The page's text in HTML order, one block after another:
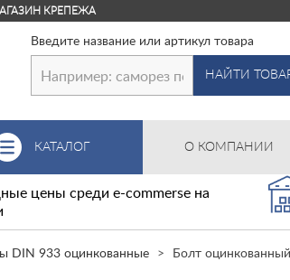
КРЕПЕЖА
Введите название или артикул товара
НАЙТИ
КАТАЛОГ О КОМПАНИИ
цены среди e-commerse на
DIN 933 оцинкованные Болт